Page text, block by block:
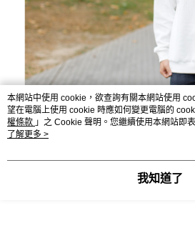
本網站中使用 cookie，欲查詢有關本網站使用
望在電腦上使用 cookie 時應如何變更電腦的
權條款 」之 Cookie 聲明。您繼續使用本網站即
用條款之 Cookie 聲明使用 cookie。
了解更多 >
我知道了